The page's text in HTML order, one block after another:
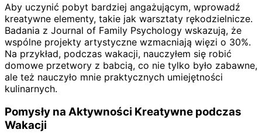
Aby uczynić pobyt bardziej angażującym, wprowadź
kreatywne elementy, takie jak warsztaty rękodzielnicze.
Badania z Journal of Family Psychology wskazują, że
wspólne projekty artystyczne wzmacniają więzi o 30%.
Na przykład, podczas wakacji, nauczyłem się robić
domowe przetwory z babcią, co nie tylko było zabawne,
ale też nauczyło mnie praktycznych umiejętności
kulinarnych.
Pomysły na Aktywności Kreatywne podczas
Wakacji